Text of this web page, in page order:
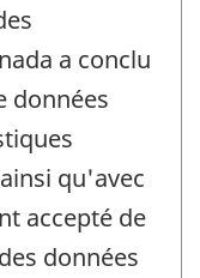
a conclu
données
qu'avec
accepté de
données